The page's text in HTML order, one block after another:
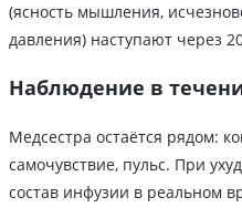
(ясность мышления,
давления) наступают через
Наблюдение в
Медсестра остаётся рядом:
самочувствие, пульс. При
состав инфузии в реальном